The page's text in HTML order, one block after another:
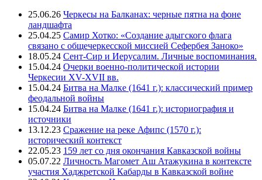
25.06.26 Черкесы на Балканах: черные пятна на фоне
ландшафта
25.04.25 Самир Хотко: «Создание адыгского флага
связано с общечеркесской миссией Сефербея Заноко»
18.05.24 Сент-Сир и Иерусалим. Личные воспоминания.
15.04.24 Очерки военно-политической истории
Черкесии XV-XVII вв.
15.04.24 Битва на Малке (1641 г.): классический пример
феодальной войны
15.04.24 Битва на Малке (1641 г.): историография и
источники
13.12.23 Сражение на реке Афипс (1570 г.):
исторический контекст
22.05.23 159 лет со дня окончания Кавказской войны
05.07.22 Личность Магомет Аш Атажукина в контексте
участия Хаджретской Кабарды в Кавказской войне